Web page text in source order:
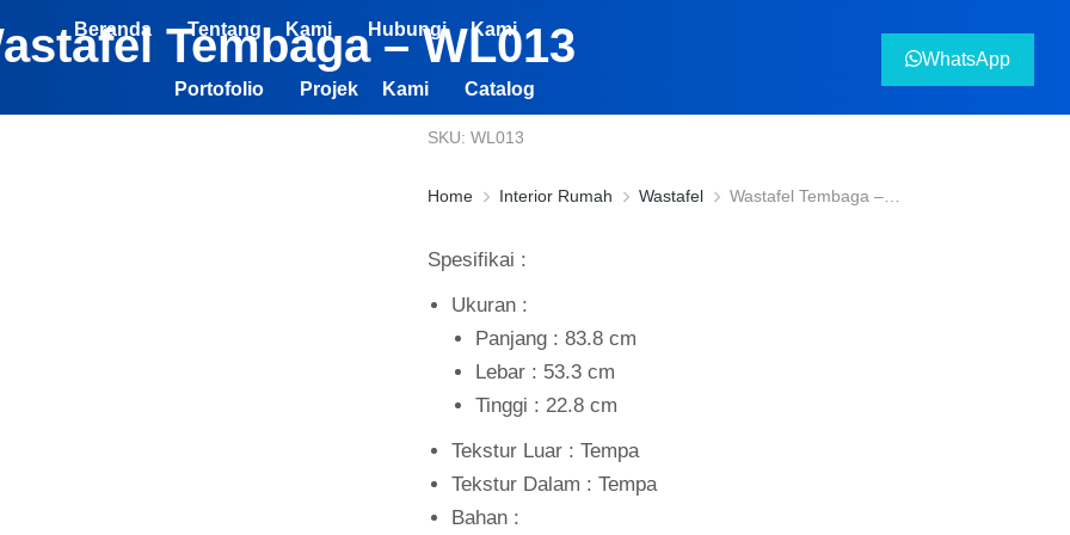
Beranda Tentang Kami Hubungi Kami
Portofolio Projek Kami Catalog
WhatsApp
Tembaga – WL013
SKU: WL013
You are here:
Home Interior Rumah Wastafel Wastafel Tembaga –…
Spesifikai :
Ukuran :
Panjang : 83.8 cm
Lebar : 53.3 cm
Tinggi : 22.8 cm
Tekstur Luar : Tempa
Tekstur Dalam : Tempa
Bahan :